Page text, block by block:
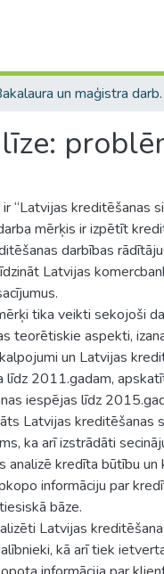
Bakalaura un
“Latvijas kreditēšanas
mērķis ir izpētīt
darbības
Latvijas
tika veikti sekojoši
teorētiskie aspekti,
un Latvijas
līdz 2011.gadam,
iespējas līdz
Latvijas kreditēšanas
ka arī izstrādāti
analizē kredīta būtību
informāciju par
bāze.
Latvijas
kā arī tiek